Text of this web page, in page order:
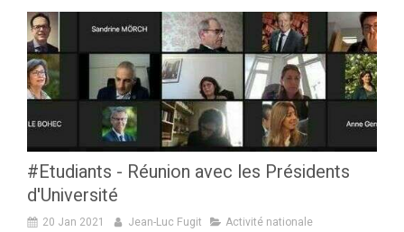
#Etudiants - Réunion avec les Présidents
d'Université
20 Jan 2021 Jean-Luc Fugit Activité nationale